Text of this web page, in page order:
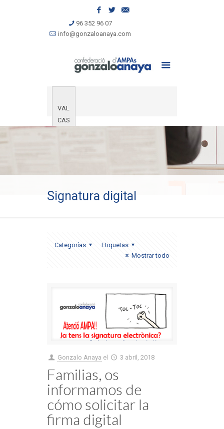
96 352 96 07
info@gonzaloanaya.com
VAL
CAS
Signatura digital
Categorías
Etiquetas
Mostrar todo
Gonzalo Anaya el 3 abril, 2018
Familias, os
informamos de
cómo solicitar la
firma digital